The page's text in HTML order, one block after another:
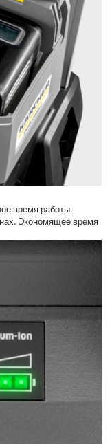
время работы.
Экономящее время